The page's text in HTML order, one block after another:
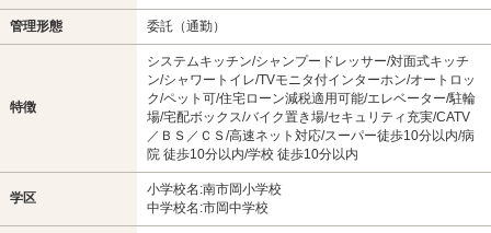
管理形態 委託（通勤）
特徴
システムキッチン/シャンプードレッサー/対面式キッチ
ン/シャワートイレ/TVモニタ付インターホン/オートロッ
ク/ペット可/住宅ローン減税適用可能/エレベーター/駐輪
場/宅配ボックス/バイク置き場/セキュリティ充実/CATV
／ＢＳ／ＣＳ/高速ネット対応/スーパー徒歩10分以内/病
院 徒歩10分以内/学校 徒歩10分以内
学区
小学校名:南市岡小学校
中学校名:市岡中学校